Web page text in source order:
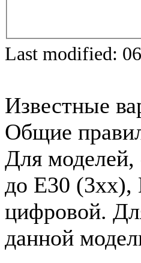
Last modified:
Известные
Общие
Для моделей,
до E30 (3xx),
цифровой.
данной